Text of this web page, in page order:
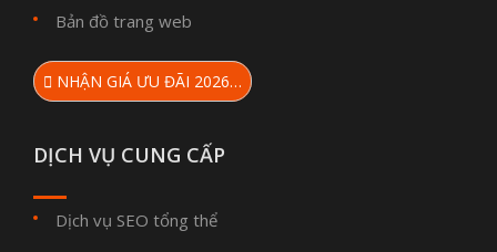
Bản đồ trang web
NHẬN GIÁ ƯU ĐÃI 2026…
DỊCH VỤ CUNG CẤP
Dịch vụ SEO tổng thể